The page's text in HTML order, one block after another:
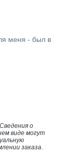
меня - был в
о
виде могут
заказа.